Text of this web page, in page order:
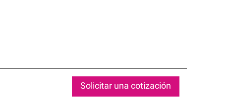
Solicitar una cotización